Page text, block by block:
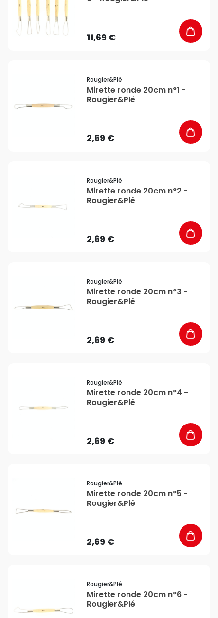
11,69 €
Rougier&plé
Mirette ronde 20cm n°1 -
Rougier&Plé
2,69 €
Rougier&plé
Mirette ronde 20cm n°2 -
Rougier&Plé
2,69 €
Rougier&plé
Mirette ronde 20cm n°3 -
Rougier&Plé
2,69 €
Rougier&plé
Mirette ronde 20cm n°4 -
Rougier&Plé
2,69 €
Rougier&plé
Mirette ronde 20cm n°5 -
Rougier&Plé
2,69 €
Rougier&plé
Mirette ronde 20cm n°6 -
Rougier&Plé